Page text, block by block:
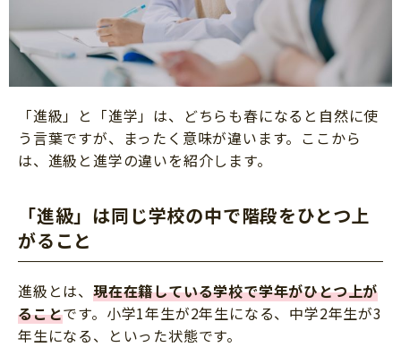
「進級」と「進学」は、どちらも春になると自然に使
う言葉ですが、まったく意味が違います。ここから
は、進級と進学の違いを紹介します。
「進級」は同じ学校の中で階段をひとつ上
がること
進級とは、 現在在籍している学校で学年がひとつ上が
ることです。小学1年生が2年生になる、中学2年生が3
年生になる、といった状態です。